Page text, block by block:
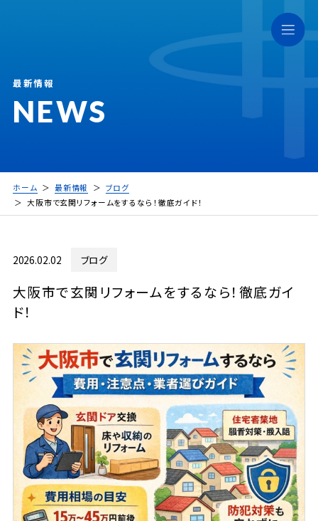
NEWS
最新情報
ホーム 最新情報
ブログ
大阪市で玄関リフォームをするなら！徹底ガイド！
2026.02.02 ブログ
大阪市で玄関リフォームをするなら！徹底ガイ
ド！